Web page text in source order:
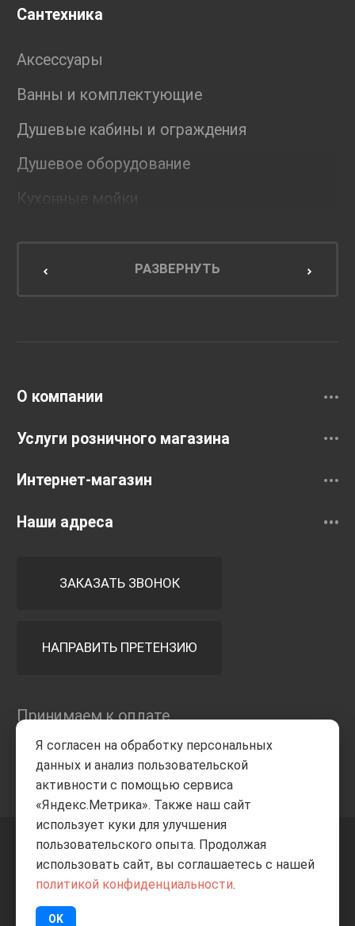
Сантехника
Аксессуары
Ванны и комплектующие
Душевые кабины и ограждения
Душевое оборудование
Кухонные мойки
Мебель для кухниРАЗВЕРНУТЬ
О компании
Услуги розничного магазина
Интернет-магазин
Наши адреса
ЗАКАЗАТЬ ЗВОНОК
НАПРАВИТЬ ПРЕТЕНЗИЮ
Принимаем к оплате
+7 8332205-805 ВВЕРХ
ИП Баранов А.С. 2026
Я согласен на обработку персональных
данных и анализ пользовательской
активности с помощью сервиса
«Яндекс.Метрика». Также наш сайт
использует куки для улучшения
пользовательского опыта. Продолжая
использовать сайт, вы соглашаетесь с нашей
политикой конфиденциальности.
OK